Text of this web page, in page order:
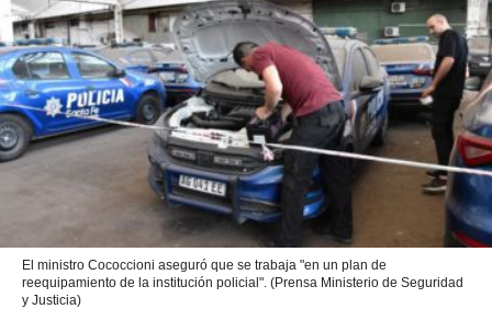
El ministro Cococcioni aseguró que se trabaja "en un plan de
reequipamiento de la institución policial". (Prensa Ministerio de Seguridad
y Justicia)